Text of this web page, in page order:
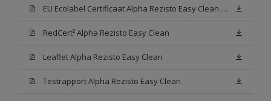
EU Ecolabel Certificaat Alpha Rezisto Easy Clean Mat
RedCert² Alpha Rezisto Easy Clean
Leaflet Alpha Rezisto Easy Clean
Testrapport Alpha Rezisto Easy Clean